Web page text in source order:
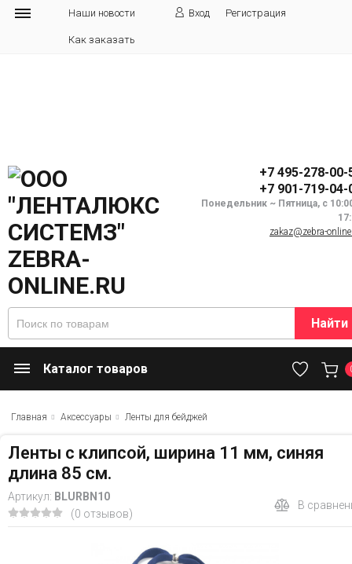
Наши новости Вход Регистрация
Как заказать
+7 495-278-00-
+7 901-719-04-
Понедельник ~ Пятница, с
zakaz@zebra-
Найти
Каталог товаров
Главная Аксессуары Ленты для бейджей
Ленты с клипсой, ширина 11 мм, синяя
длина 85 см.
Артикул: BLURBN10
(0 отзывов)
В